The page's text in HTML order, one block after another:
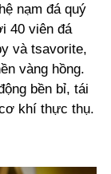
nạm đá quý
40 viên đá
và tsavorite,
vàng hồng.
bền bỉ, tái
khí thực thụ.